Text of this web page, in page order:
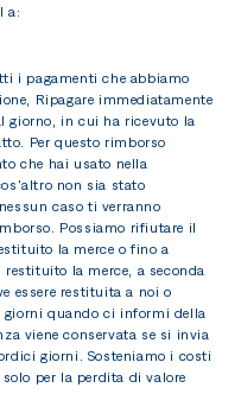
a:
i pagamenti che abbiamo
Ripagare immediatamente
giorno, in cui ha ricevuto la
Per questo rimborso
che hai usato nella
non sia stato
caso ti verranno
Possiamo rifiutare il
la merce o fino a
la merce, a seconda
essere restituita a noi o
quando ci informi della
viene conservata se si invia
giorni. Sosteniamo i costi
per la perdita di valore